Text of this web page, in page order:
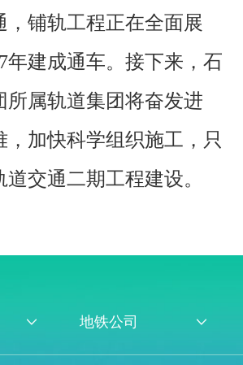
，铺轨工程正在全面展
年建成通车。接下来，石
所属轨道集团将奋发进
，加快科学组织施工，只
交通二期工程建设。
地铁公司